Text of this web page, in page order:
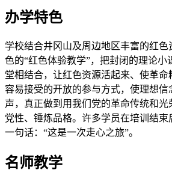
办学特色
学校结合井冈山及周边地区丰富的红
色的“红色体验教学”，把封闭的理论小
堂相结合，让红色资源活起来、使革
容易接受的开放的参与方式，使理想
声，真正做到用我们党的革命传统和
党性、锤炼品格。许多学员在培训结
一句话：“这是一次走心之旅”。
名师教学